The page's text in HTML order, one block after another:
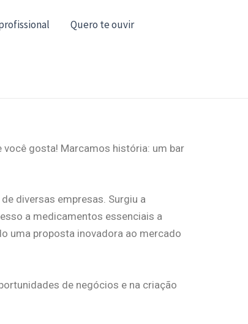
Quero te ouvir
gosta! Marcamos história: um bar
diversas empresas. Surgiu a
a medicamentos essenciais a
uma proposta inovadora ao mercado
de negócios e na criação